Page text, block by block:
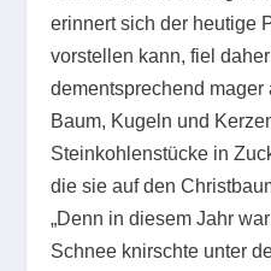
erinnert sich der heutige
vorstellen kann, fiel
dementsprechend mager
Baum, Kugeln und
Steinkohlenstücke in
die sie auf den
„Denn in diesem Jahr
Schnee knirschte unter